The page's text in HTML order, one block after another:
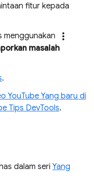
fitur kepada
menggunakan
more_vert
masalah
.
YouTube Yang baru di
Tips DevTools.
dalam seri Yang